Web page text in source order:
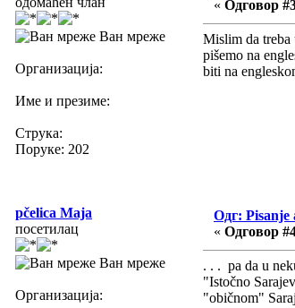
Ван мреже
Организација:
Име и презиме:
Струка:
Поруке: 202
« Одговор
Mislim da treba
pišemo na
biti na
pčelica Maja
посетилац
Ван мреже
Организација:
Одг: Pisanje
« Одговор
. . . pa da u
"Istočno
"običnom"